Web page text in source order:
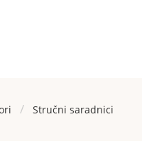
/Stručni saradnici